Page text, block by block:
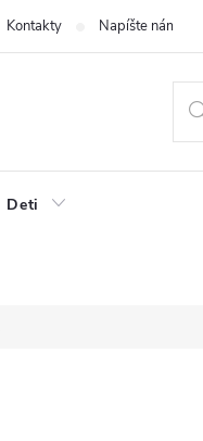
Kontakty Napíšte nám
Deti